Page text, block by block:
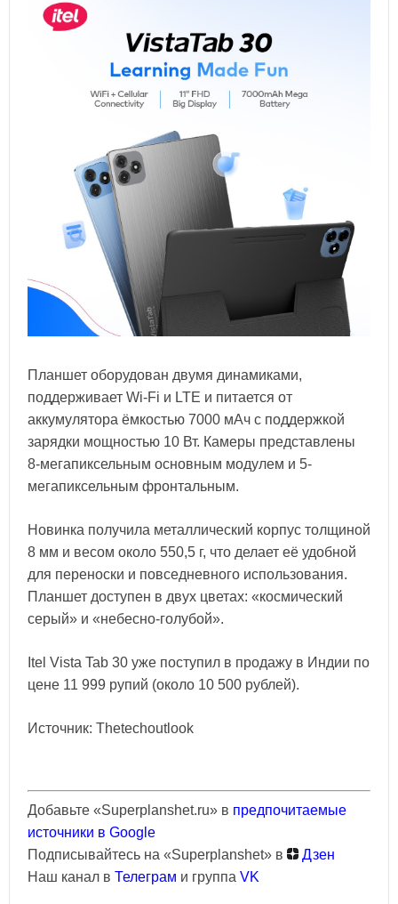
Планшет оборудован двумя динамиками,
поддерживает Wi-Fi и LTE и питается от
аккумулятора ёмкостью 7000 мАч с поддержкой
зарядки мощностью 10 Вт. Камеры представлены
8-мегапиксельным основным модулем и 5-
мегапиксельным фронтальным.
Новинка получила металлический корпус толщиной
8 мм и весом около 550,5 г, что делает её удобной
для переноски и повседневного использования.
Планшет доступен в двух цветах: «космический
серый» и «небесно-голубой».
Itel Vista Tab 30 уже поступил в продажу в Индии по
цене 11 999 рупий (около 10 500 рублей).
Источник: Thetechoutlook
Добавьте «Superplanshet.ru» в предпочитаемые
источники в Google
Подписывайтесь на «Superplanshet» в
Дзен
Наш канал в Телеграм и группа VK